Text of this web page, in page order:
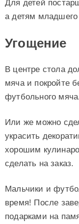
Для детей
а детям
Угощение
В центре стола
мяча и покройте
футбольного
Или же можно
украсить
хорошим
сделать на заказ.
Мальчики и
время! После
подарками на